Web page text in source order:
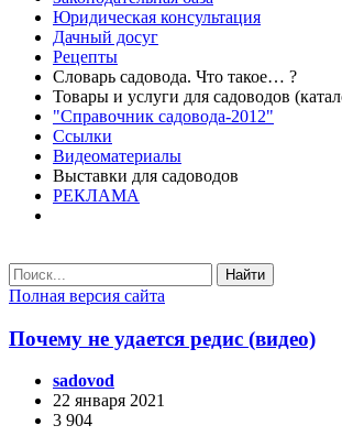
Юридическая консультация
Дачный досуг
Рецепты
Словарь садовода. Что такое… ?
Товары и услуги для садоводов
"Справочник садовода-2012"
Ссылки
Видеоматериалы
Выставки для садоводов
РЕКЛАМА
Найти
Полная версия сайта
Почему не удается редис (видео)
sadovod
22 января 2021
3 904